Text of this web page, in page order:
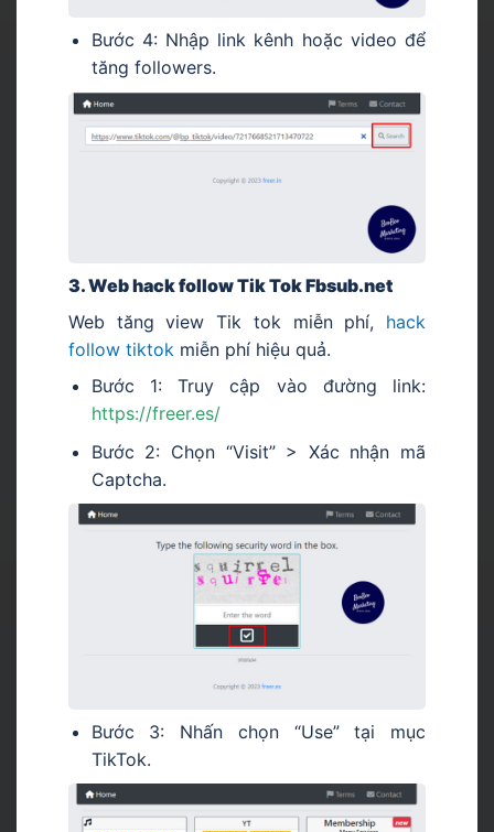
Bước 4: Nhập link kênh hoặc video để
tăng followers.
3. Web hack follow Tik Tok Fbsub.net
Web tăng view Tik tok miễn phí, hack
follow tiktok miễn phí hiệu quả.
Bước 1: Truy cập vào đường link:
https://freer.es/
Bước 2: Chọn “Visit” > Xác nhận mã
Captcha.
Bước 3: Nhấn chọn “Use” tại mục
TikTok.